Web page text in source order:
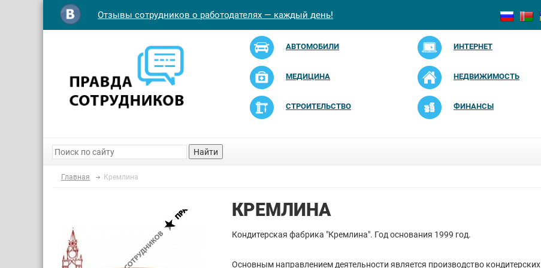
Отзывы сотрудников о работодателях — каждый день!
АВТОМОБИЛИ ИНТЕРНЕТ
МЕДИЦИНА НЕДВИЖИМОСТЬ
СТРОИТЕЛЬСТВО ФИНАНСЫ
Найти
Главная Кремлина
КРЕМЛИНА
Кондитерская фабрика "Кремлина". Год основания 1999 год.
Основным направлением деятельности является производство кондитерских